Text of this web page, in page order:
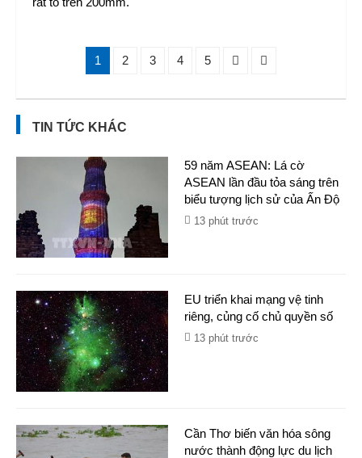
1 2 3 4 5
TIN TỨC KHÁC
59 năm ASEAN: Lá cờ
ASEAN lần đầu tỏa sáng trên
biểu tượng lịch sử của Ấn Độ
13 phút trước
EU triển khai mạng vệ tinh
riêng, củng cố chủ quyền số
13 phút trước
Cần Thơ biến văn hóa sông
nước thành động lực du lịch